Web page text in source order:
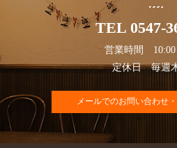
TEL 0547-
営業時間 10:00
定休日 毎週
メールでのお問い合わせ